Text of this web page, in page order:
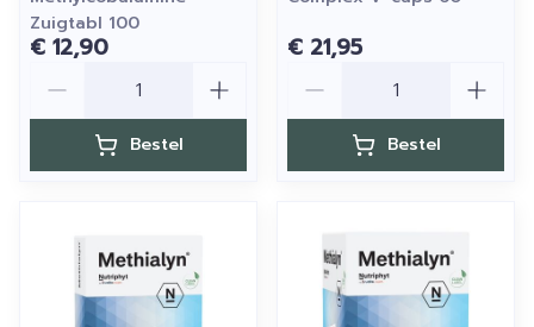
Zuigtabl 100
€ 12,90
Bestel
€ 21,95
Bestel